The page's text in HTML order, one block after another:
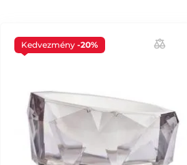
Kedvezmény -20%